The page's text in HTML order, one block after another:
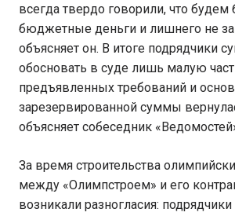
всегда твердо говорили, что будем
бюджетные деньги и лишнего не
объясняет он. В итоге подрядчики
обосновать в суде лишь малую
предъявленных требований и
зарезервированной суммы
объясняет собеседник
За время строительства
между «Олимпстроем» и его
возникали разногласия: